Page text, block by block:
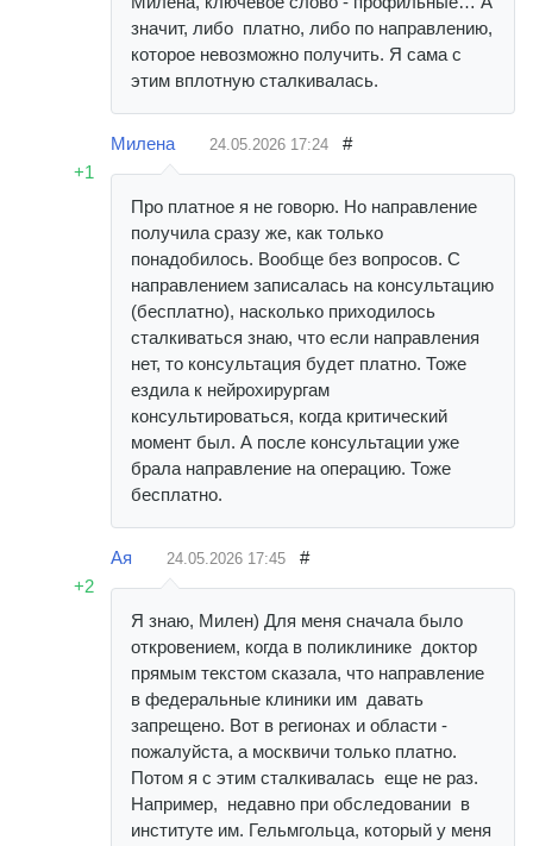
значит, либо платно, либо по направлению,
которое невозможно получить. Я сама с
этим вплотную сталкивалась.
+1
Милена 24.05.2026 17:24 #
Про платное я не говорю. Но направление
получила сразу же, как только
понадобилось. Вообще без вопросов. С
направлением записалась на консультацию
(бесплатно), насколько приходилось
сталкиваться знаю, что если направления
нет, то консультация будет платно. Тоже
ездила к нейрохирургам
консультироваться, когда критический
момент был. А после консультации уже
брала направление на операцию. Тоже
бесплатно.
+2
Ая 24.05.2026 17:45 #
Я знаю, Милен) Для меня сначала было
откровением, когда в поликлинике доктор
прямым текстом сказала, что направление
в федеральные клиники им давать
запрещено. Вот в регионах и области -
пожалуйста, а москвичи только платно.
Потом я с этим сталкивалась еще не раз.
Например, недавно при обследовании в
институте им. Гельмгольца, который у меня